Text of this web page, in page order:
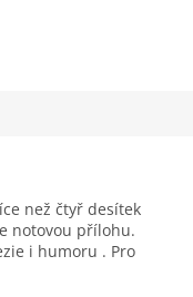
než čtyř desítek
notovou přílohu.
i humoru . Pro